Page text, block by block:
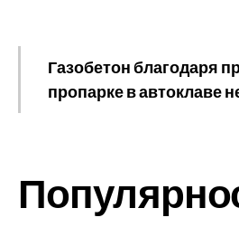
Газобетон благодаря
пропарке в автоклаве